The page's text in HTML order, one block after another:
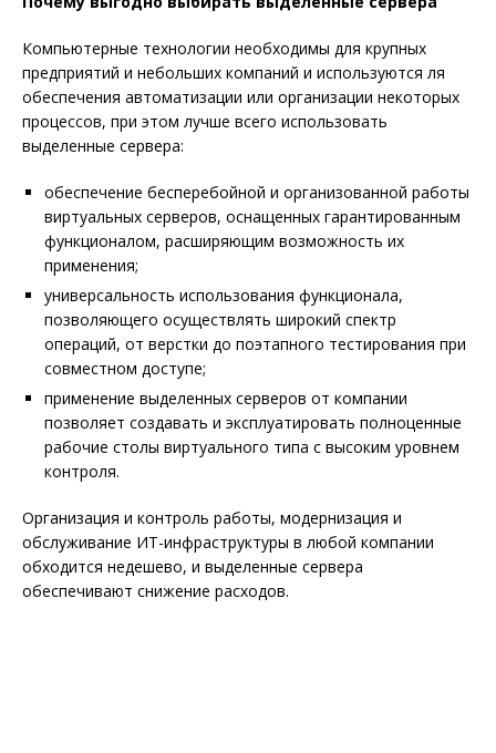
Компьютерные технологии необходимы для крупных
предприятий и небольших компаний и используются ля
обеспечения автоматизации или организации некоторых
процессов, при этом лучше всего использовать
выделенные сервера:
обеспечение бесперебойной и организованной работы
виртуальных серверов, оснащенных гарантированным
функционалом, расширяющим возможность их
применения;
универсальность использования функционала,
позволяющего осуществлять широкий спектр
операций, от верстки до поэтапного тестирования при
совместном доступе;
применение выделенных серверов от компании
позволяет создавать и эксплуатировать полноценные
рабочие столы виртуального типа с высоким уровнем
контроля.
Организация и контроль работы, модернизация и
обслуживание ИТ-инфраструктуры в любой компании
обходится недешево, и выделенные сервера
обеспечивают снижение расходов.